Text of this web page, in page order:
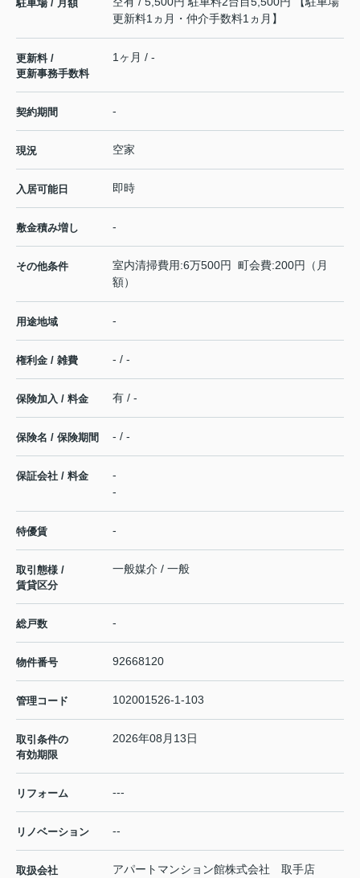
駐車場 / 月額
更新料1ヵ月・仲介手数料1ヵ月】
更新料 /
更新事務手数料
1ヶ月 / -
契約期間 -
現況 空家
入居可能日 即時
敷金積み増し -
その他条件
室内清掃費用:6万500円 町会費:200円（月
額）
用途地域 -
権利金 / 雑費 - / -
保険加入 / 料金 有 / -
保険名 / 保険期間 - / -
保証会社 / 料金
-
-
特優賃 -
取引態様 /
賃貸区分
一般媒介 / 一般
総戸数 -
物件番号 92668120
管理コード 102001526-1-103
取引条件の
有効期限
2026年08月13日
リフォーム ---
リノベーション --
取扱会社
アパートマンション館株式会社 取手店